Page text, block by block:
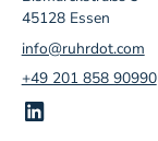
45128 Essen
info@ruhrdot.com
+49 201 858 90990